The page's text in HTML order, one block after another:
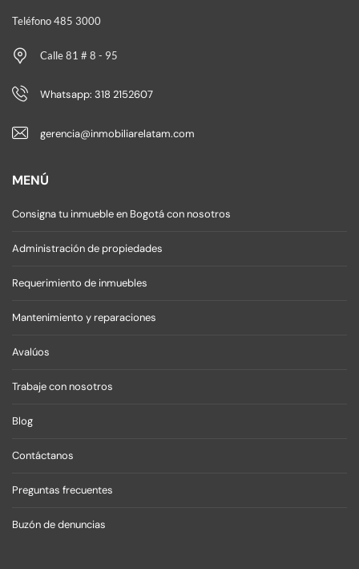
Teléfono 485 3000
Calle 81 # 8 - 95
Whatsapp: 318 2152607
gerencia@inmobiliarelatam.com
MENÚ
Consigna tu inmueble en Bogotá con nosotros
Administración de propiedades
Requerimiento de inmuebles
Mantenimiento y reparaciones
Avalúos
Trabaje con nosotros
Blog
Contáctanos
Preguntas frecuentes
Buzón de denuncias